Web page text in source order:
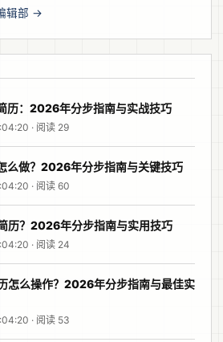
辑部 →
历：2026年分步指南与实战技巧
· 阅读 29
么做？2026年分步指南与关键技巧
· 阅读 60
历？2026年分步指南与实用技巧
· 阅读 24
怎么操作？2026年分步指南与最佳实
· 阅读 53